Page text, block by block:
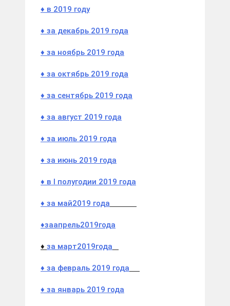
♦ в 2019 году
♦ за декабрь 2019 года
♦ за ноябрь 2019 года
♦ за октябрь 2019 года
♦ за сентябрь 2019 года
♦ за август 2019 года
♦ за июль 2019 года
♦ за июнь 2019 года
♦ в I полугодии 2019 года
♦ за май2019 года
♦заапрель2019года
♦ за март2019года
♦ за февраль 2019 года
♦ за январь 2019 года